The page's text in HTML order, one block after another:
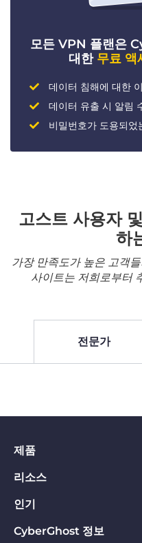
모든 VPN 플랜은
대한 무료 액
데이터 침해에 대한
데이터 유출 시 알림
비밀번호가 도용되었
고스트 사용자
하
가장 만족도가 높은 고객
사이트는 저희로부터
전문가
제품
PC용 VPN
Chrome용 VPN
Mac용 VPN
리소스
VPN이란?
개인정보 허브
인기
CyberGhost VPN 리뷰
CyberGhost 정보